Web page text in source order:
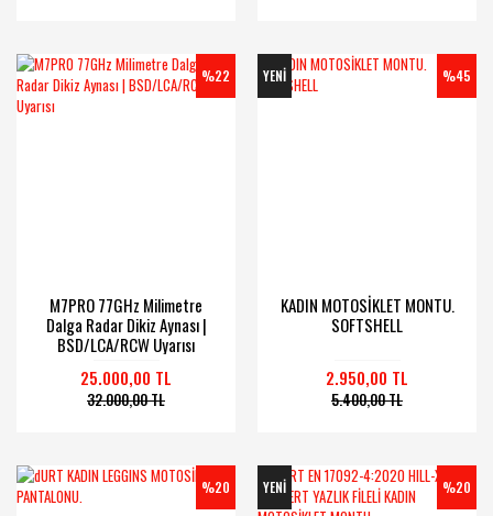
%22
M7PRO 77GHz Milimetre
Dalga Radar Dikiz Aynası |
BSD/LCA/RCW Uyarısı
25.000,00 TL
32.000,00 TL
YENİ %45
KADIN MOTOSİKLET MONTU.
SOFTSHELL
2.950,00 TL
5.400,00 TL
%20 YENİ %20